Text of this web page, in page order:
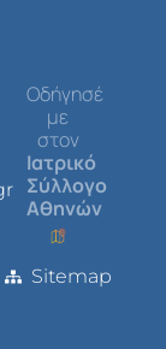
Οδήγησέ
με
στον
Ιατρικό
Σύλλογο
Αθηνών
Sitemap